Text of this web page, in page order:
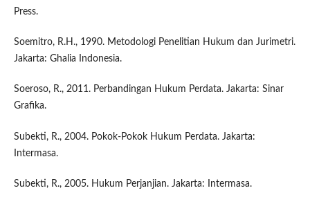
Press.
Soemitro, R.H., 1990. Metodologi Penelitian Hukum dan Jurimetri.
Jakarta: Ghalia Indonesia.
Soeroso, R., 2011. Perbandingan Hukum Perdata. Jakarta: Sinar
Grafika.
Subekti, R., 2004. Pokok-Pokok Hukum Perdata. Jakarta:
Intermasa.
Subekti, R., 2005. Hukum Perjanjian. Jakarta: Intermasa.